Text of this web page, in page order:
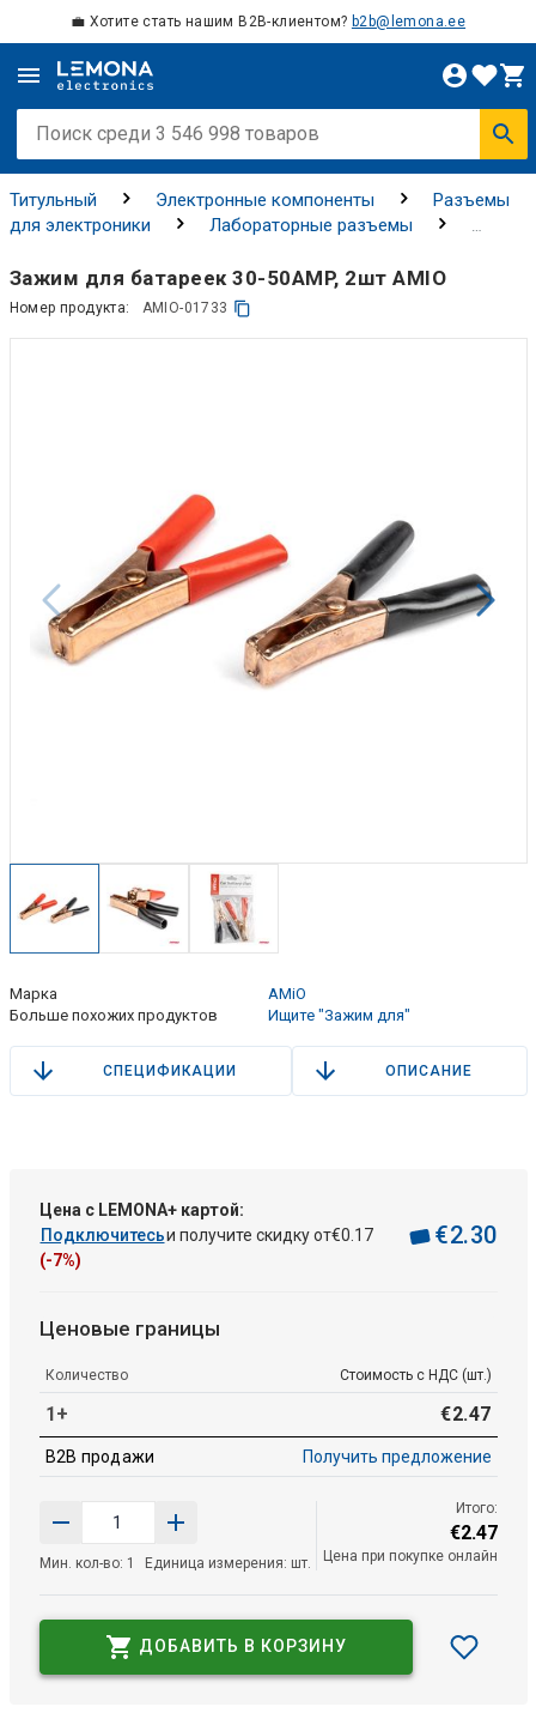
💼 Хотите стать нашим B2B-клиентом? b2b@lemona.ee
Титульный Электронные компоненты
Разъемы
для электроники
Лабораторные разъемы
Зажим для батареек 30-50AMP, 2шт AMIO
Номер продукта: AMIO-01733
Марка
AMiO
Больше похожих продуктов
Ищите "Зажим для"
СПЕЦИФИКАЦИИ ОПИСАНИЕ
Цена с LEMONA+ картой:
Подключитесьи получите скидку от€0 17
(-7%)
€2.30
Ценовые границы
Количество Стоимость с НДС (шт.)
1+ €2.47
B2B продажи Получить предложение
Мин. кол-во: 1 Единица измерения: шт.
Итого:
€2.47
Цена при покупке онлайн
ДОБАВИТЬ В КОРЗИНУ